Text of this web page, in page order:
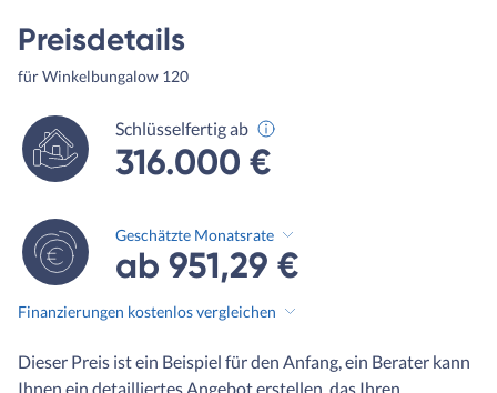
Preisdetails
für Winkelbungalow 120
Schlüsselfertig ab
316.000 €
Geschätzte Monatsrate
ab 951,29 €
Finanzierungen kostenlos vergleichen
Dieser Preis ist ein Beispiel für den Anfang, ein Berater kann
Ihnen ein detailliertes Angebot erstellen, das Ihren